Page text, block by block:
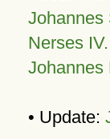
Johannes
Nerses
Johannes
• Update: